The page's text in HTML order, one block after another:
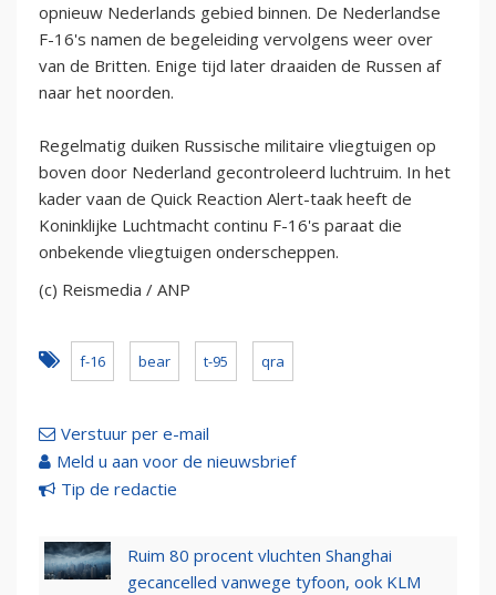
opnieuw Nederlands gebied binnen. De Nederlandse
F-16's namen de begeleiding vervolgens weer over
van de Britten. Enige tijd later draaiden de Russen af
naar het noorden.
Regelmatig duiken Russische militaire vliegtuigen op
boven door Nederland gecontroleerd luchtruim. In het
kader vaan de Quick Reaction Alert-taak heeft de
Koninklijke Luchtmacht continu F-16's paraat die
onbekende vliegtuigen onderscheppen.
(c) Reismedia / ANP
f-16 bear t-95 qra
Verstuur per e-mail
Meld u aan voor de nieuwsbrief
Tip de redactie
Ruim 80 procent vluchten Shanghai
gecancelled vanwege tyfoon, ook KLM